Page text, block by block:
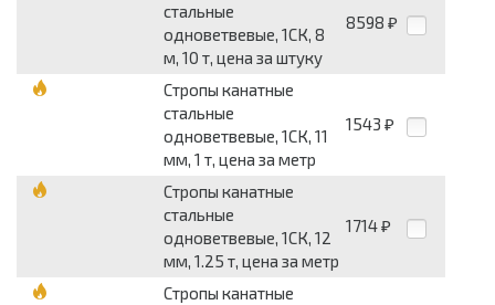
стальные
одноветвевые, 1СК, 8
м, 10 т, цена за штуку
8598 ₽
Стропы канатные
стальные
одноветвевые, 1СК, 11
мм, 1 т, цена за метр
1543 ₽
Стропы канатные
стальные
одноветвевые, 1СК, 12
мм, 1.25 т, цена за метр
1714 ₽
Стропы канатные